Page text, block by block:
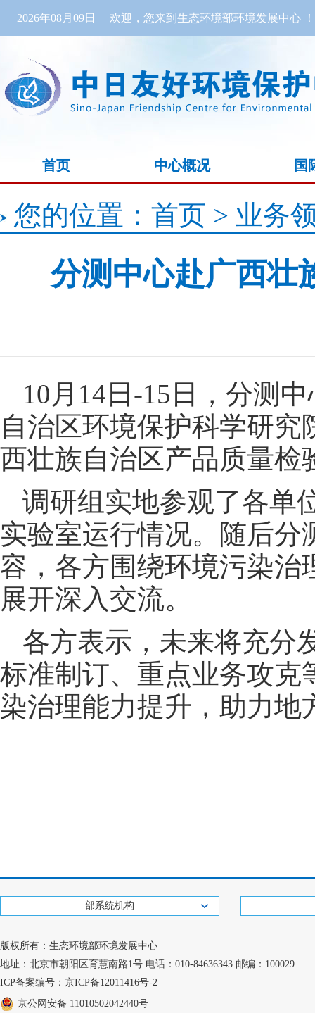
2026年08月09日 欢迎，您来到生态环境部环境发展中心 ！
首页 中心概况 国
您的位置： 首页 > 业务
分测中心赴广西壮
10月14日-15日，分测
自治区环境保护科学研
西壮族自治区产品质量检
调研组实地参观了各单
实验室运行情况。随后
容，各方围绕环境污染治
展开深入交流。
各方表示，未来将充分
标准制订、重点业务攻克
染治理能力提升，助力地
部系统机构
版权所有：生态环境部环境发展中心
地址：北京市朝阳区育慧南路1号 电话：010-84636343 邮编：100029
ICP备案编号：京ICP备12011416号-2
京公网安备 11010502042440号